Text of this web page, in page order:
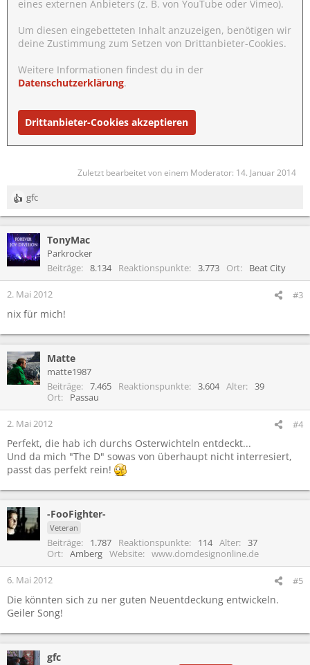
eines externen Anbieters (z. B. von YouTube oder Vimeo).
Um diesen eingebetteten Inhalt anzuzeigen, benötigen wir
deine Zustimmung zum Setzen von Drittanbieter-Cookies.
Weitere Informationen findest du in der
Datenschutzerklärung.
Drittanbieter-Cookies akzeptieren
Zuletzt bearbeitet von einem Moderator: 14. Januar 2014
R
e
k
t
i
n
e
n
gfc
TonyMac
Parkrocker
Beiträge
8.134 Reaktionspunkte 3.773 Ort Beat City
2. Mai 2012 #3
nix für mich!
Matte
matte1987
Beiträge
7.465 Reaktionspunkte 3.604 Alter
39
Ort
Passau
2. Mai 2012 #4
Perfekt, die hab ich durchs Osterwichteln entdeckt...
Und da mich "The D" sowas von überhaupt nicht interresiert,
passt das perfekt rein!
-FooFighter-
Veteran
Beiträge 1.787 Reaktionspunkte 114 Alter
37
Ort
Amberg Website www.domdesignonline.de
6. Mai 2012 #5
Die könnten sich zu ner guten Neuentdeckung entwickeln.
Geiler Song!
gfc